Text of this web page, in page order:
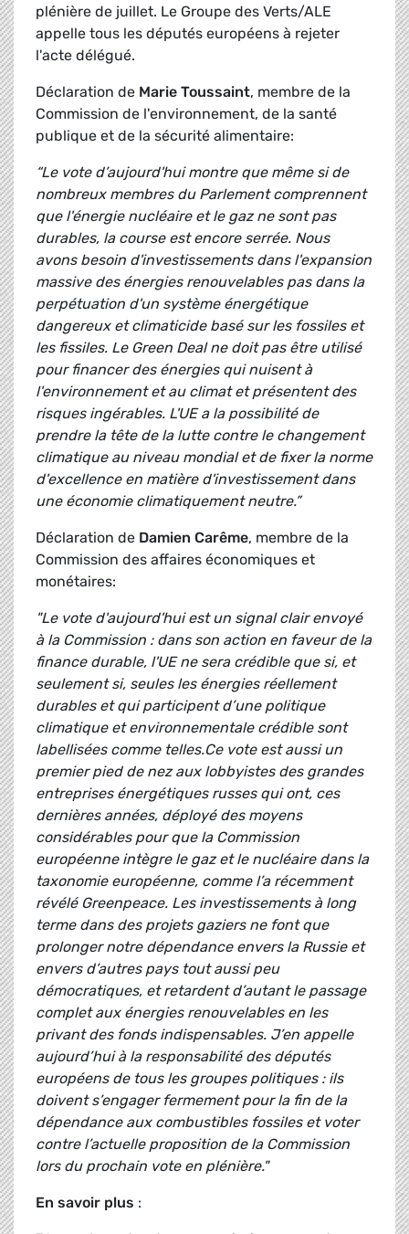
plénière de juillet. Le Groupe des Verts/ALE
appelle tous les députés européens à rejeter
l'acte délégué.
Déclaration de Marie Toussaint, membre de la
Commission de l'environnement, de la santé
publique et de la sécurité alimentaire:
“Le vote d’aujourd'hui montre que même si de
nombreux membres du Parlement comprennent
que l'énergie nucléaire et le gaz ne sont pas
durables, la course est encore serrée. Nous
avons besoin d'investissements dans l'expansion
massive des énergies renouvelables pas dans la
perpétuation d'un système énergétique
dangereux et climaticide basé sur les fossiles et
les fissiles. Le Green Deal ne doit pas être utilisé
pour financer des énergies qui nuisent à
l'environnement et au climat et présentent des
risques ingérables. L'UE a la possibilité de
prendre la tête de la lutte contre le changement
climatique au niveau mondial et de fixer la norme
d'excellence en matière d'investissement dans
une économie climatiquement neutre.”
Déclaration de Damien Carême, membre de la
Commission des affaires économiques et
monétaires:
"Le vote d'aujourd'hui est un signal clair envoyé
à la Commission : dans son action en faveur de la
finance durable, l'UE ne sera crédible que si, et
seulement si, seules les énergies réellement
durables et qui participent d’une politique
climatique et environnementale crédible sont
labellisées comme telles.Ce vote est aussi un
premier pied de nez aux lobbyistes des grandes
entreprises énergétiques russes qui ont, ces
dernières années, déployé des moyens
considérables pour que la Commission
européenne intègre le gaz et le nucléaire dans la
taxonomie européenne, comme l’a récemment
révélé Greenpeace. Les investissements à long
terme dans des projets gaziers ne font que
prolonger notre dépendance envers la Russie et
envers d’autres pays tout aussi peu
démocratiques, et retardent d’autant le passage
complet aux énergies renouvelables en les
privant des fonds indispensables. J’en appelle
aujourd’hui à la responsabilité des députés
européens de tous les groupes politiques : ils
doivent s’engager fermement pour la fin de la
dépendance aux combustibles fossiles et voter
contre l’actuelle proposition de la Commission
lors du prochain vote en plénière."
En savoir plus :